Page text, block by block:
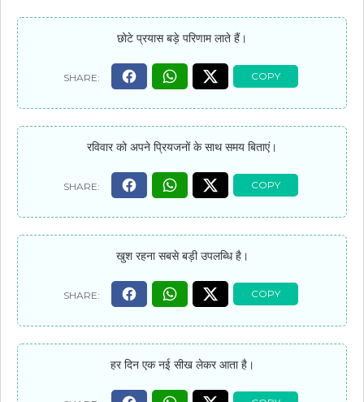
छोटे प्रयास बड़े परिणाम लाते हैं।
रविवार को अपने प्रियजनों के साथ समय बिताएं।
खुश रहना सबसे बड़ी उपलब्धि है।
हर दिन एक नई सीख लेकर आता है।